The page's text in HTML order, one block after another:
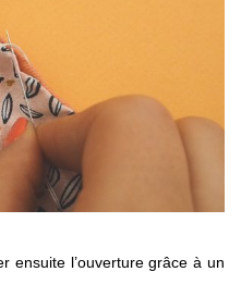
ensuite l’ouverture grâce à un